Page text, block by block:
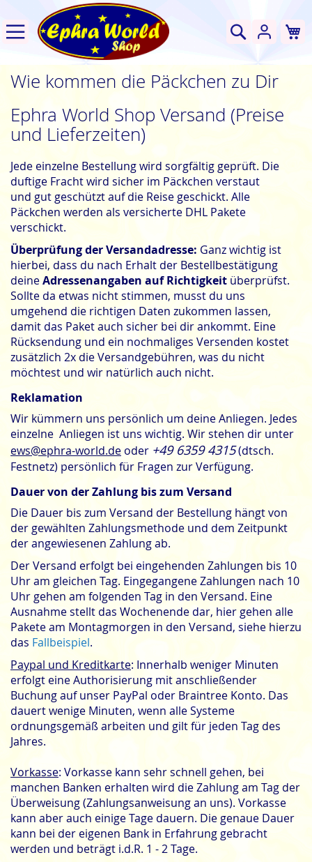
Suche
Wie kommen die Päckchen zu Dir
Ephra World Shop Versand (Preise
und Lieferzeiten)
Jede einzelne Bestellung wird sorgfältig geprüft. Die
duftige Fracht wird sicher im Päckchen verstaut
und gut geschützt auf die Reise geschickt. Alle
Päckchen werden als versicherte DHL Pakete
verschickt.
Überprüfung der Versandadresse: Ganz wichtig ist
hierbei, dass du nach Erhalt der Bestellbestätigung
deineAdressenangaben auf Richtigkeit überprüfst.
Sollte da etwas nicht stimmen, musst du uns
umgehend die richtigen Daten zukommen lassen,
damit das Paket auch sicher bei dir ankommt. Eine
Rücksendung und ein nochmaliges Versenden kostet
zusätzlich 2x die Versandgebühren, was du nicht
möchtest und wir natürlich auch nicht.
Reklamation
Wir kümmern uns persönlich um deine Anliegen. Jedes
einzelne Anliegen ist uns wichtig. Wir stehen dir unter
ews@ephra-world.de oder +49 6359 4315(dtsch.
Festnetz) persönlich für Fragen zur Verfügung.
Dauer von der Zahlung bis zum Versand
Die Dauer bis zum Versand der Bestellung hängt von
der gewählten Zahlungsmethode und dem Zeitpunkt
der angewiesenen Zahlung ab.
Der Versand erfolgt bei eingehenden Zahlungen bis 10
Uhr am gleichen Tag. Eingegangene Zahlungen nach 10
Uhr gehen am folgenden Tag in den Versand. Eine
Ausnahme stellt das Wochenende dar, hier gehen alle
Pakete am Montagmorgen in den Versand, siehe hierzu
das Fallbeispiel.
Paypal und Kreditkarte: Innerhalb weniger Minuten
erfolgt eine Authorisierung mit anschließender
Buchung auf unser PayPal oder Braintree Konto. Das
dauert wenige Minuten, wenn alle Systeme
ordnungsgemäß arbeiten und gilt für jeden Tag des
Jahres.
Vorkasse: Vorkasse kann sehr schnell gehen, bei
manchen Banken erhalten wird die Zahlung am Tag der
Überweisung (Zahlungsanweisung an uns). Vorkasse
kann aber auch einige Tage dauern. Die genaue Dauer
kann bei der eigenen Bank in Erfahrung gebracht
werden und beträgt i.d.R. 1 - 2 Tage.